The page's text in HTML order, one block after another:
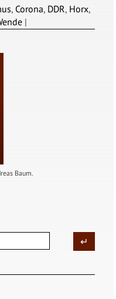
, Corona, DDR, Horx,
|
Baum.